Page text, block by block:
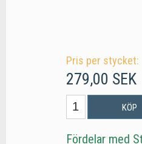
Pris per stycket:
279,00 SEK
KÖP
Fördelar med